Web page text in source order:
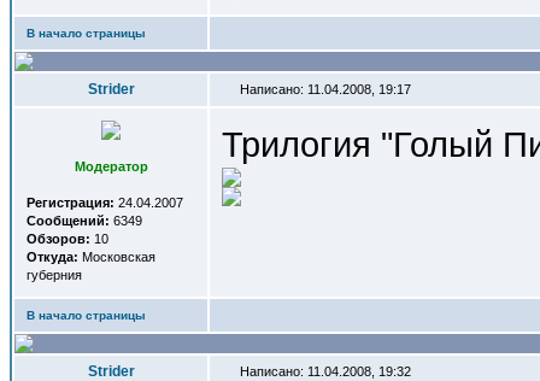
В начало страницы
Strider Написано: 11.04.2008, 19:17
Модератор
Регистрация: 24.04.2007
Сообщений: 6349
Обзоров: 10
Откуда: Московская
губерния
Трилогия "Голый
В начало страницы
Strider Написано: 11.04.2008, 19:32